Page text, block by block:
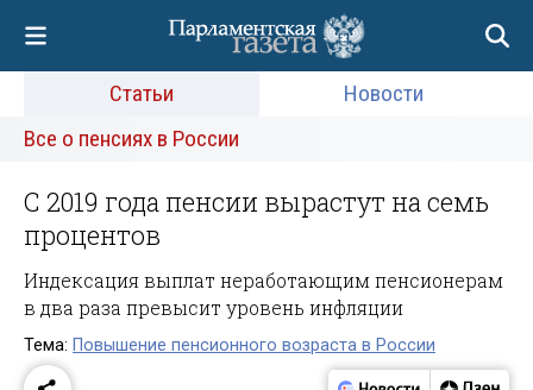
Статьи
Новости
Все о пенсиях в России
С 2019 года пенсии вырастут на семь
процентов
Индексация выплат неработающим пенсионерам
в два раза превысит уровень инфляции
Тема: Повышение пенсионного возраста в России